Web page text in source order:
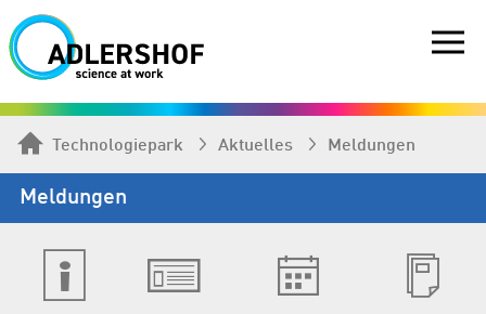
Technologiepark Aktuelles Meldungen
Meldungen